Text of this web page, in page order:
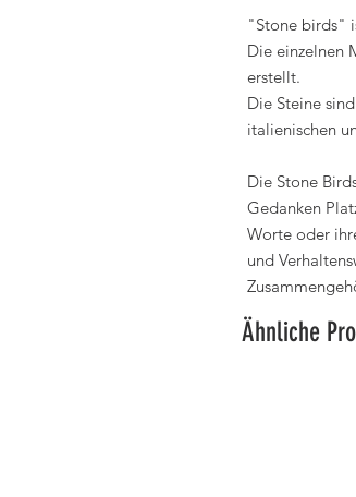
"Stone birds"
Die einzelnen
erstellt.
Die Steine
italienischen
Die Stone
Gedanken
Worte oder
und
Ähnliche